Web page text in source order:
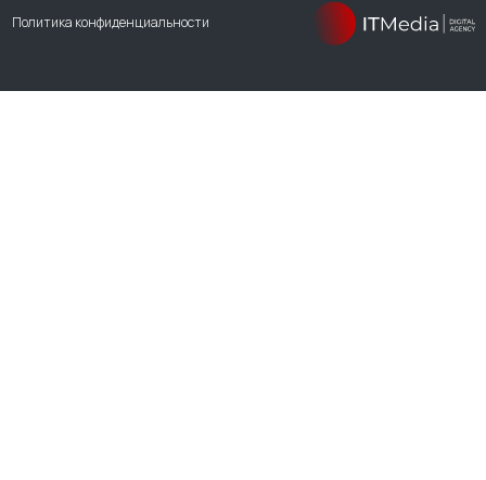
Политика конфиденциальности